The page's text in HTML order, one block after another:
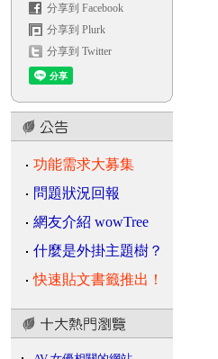
分享到 Facebook
分享到 Plurk
分享到 Twitter
功能需求大募集
問題狀況回報
網友介紹 wowTree
什麼是外掛主題樹？
快速貼文書籤推出！